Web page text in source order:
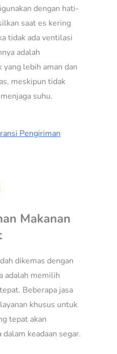
dengan hati-
saat es kering
tidak ada ventilasi
adalah
yang lebih aman dan
meskipun tidak
suhu.
Pengiriman
Makanan
dikemas dengan
adalah memilih
Beberapa jasa
khusus untuk
tepat akan
keadaan segar.